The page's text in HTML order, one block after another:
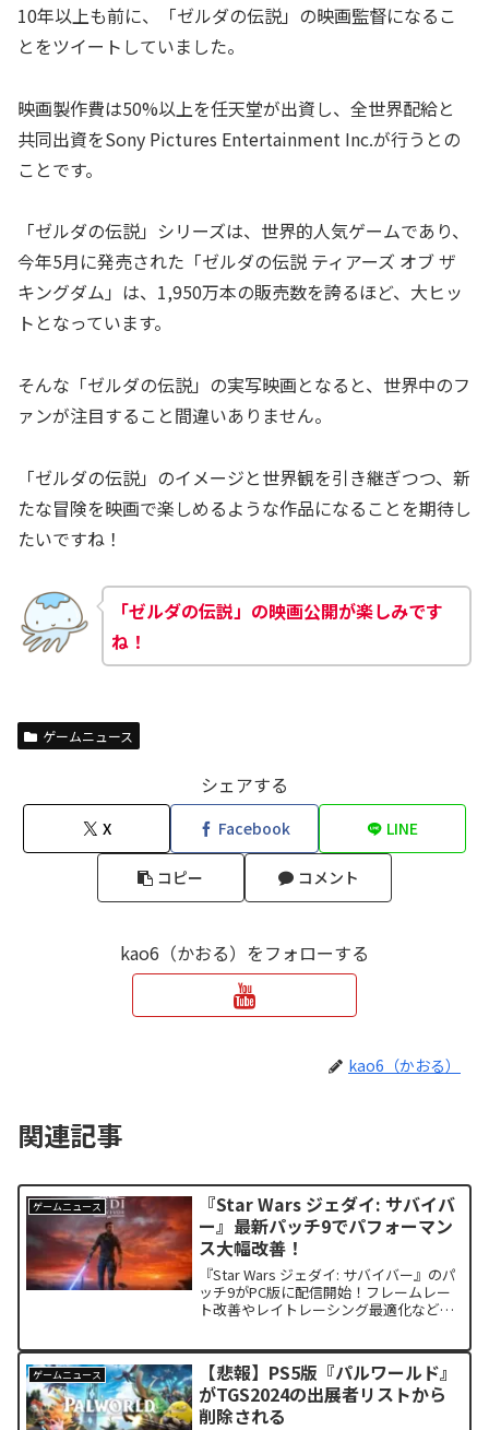
10年以上も前に、「ゼルダの伝説」の映画監督になるこ
とをツイートしていました。
映画製作費は50%以上を任天堂が出資し、全世界配給と
共同出資をSony Pictures Entertainment Inc.が行うとの
ことです。
「ゼルダの伝説」シリーズは、世界的人気ゲームであり、
今年5月に発売された「ゼルダの伝説 ティアーズ オブ ザ
キングダム」は、1,950万本の販売数を誇るほど、大ヒッ
トとなっています。
そんな「ゼルダの伝説」の実写映画となると、世界中のフ
ァンが注目すること間違いありません。
「ゼルダの伝説」のイメージと世界観を引き継ぎつつ、新
たな冒険を映画で楽しめるような作品になることを期待し
たいですね！
「ゼルダの伝説」の映画公開が楽しみです
ね！
ゲームニュース
シェアする
X Facebook LINE
コピー コメント
kao6（かおる）をフォローする
kao6（かおる）
関連記事
ゲームニュース
『Star Wars ジェダイ: サバイバ
ー』最新パッチ9でパフォーマン
ス大幅改善！
『Star Wars ジェダイ: サバイバー』のパ
ッチ9がPC版に配信開始！フレームレー
ト改善やレイトレーシング最適化など、
PlayStation 4とXbox One版の発売も間近
です。
ゲームニュース
【悲報】PS5版『パルワールド』
がTGS2024の出展者リストから
削除される